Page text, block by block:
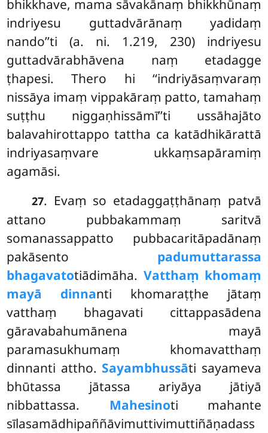
bhikkhave, mama sāvakānaṃ bhikkhūnaṃ
indriyesu guttadvārānaṃ yadidaṃ
nando’’ti (a. ni. 1.219, 230) indriyesu
guttadvārabhāvena naṃ etadagge
ṭhapesi. Thero hi ‘‘indriyāsaṃvaraṃ
nissāya imaṃ vippakāraṃ patto, tamahaṃ
suṭṭhu niggaṇhissāmī’’ti ussāhajāto
balavahirottappo tattha ca katādhikārattā
indriyasaṃvare ukkaṃsapāramiṃ
agamāsi.
27. Evaṃ so etadaggaṭṭhānaṃ patvā
attano pubbakammaṃ saritvā
somanassappatto pubbacaritāpadānaṃ
pakāsento padumuttarassa
bhagavatotiādimāha. Vatthaṃ khomaṃ
mayā dinnanti khomaraṭṭhe jātaṃ
vatthaṃ bhagavati cittappasādena
gāravabahumānena mayā
paramasukhumaṃ khomavatthaṃ
dinnanti attho. Sayambhussāti sayameva
bhūtassa jātassa ariyāya jātiyā
nibbattassa. Mahesinoti mahante
sīlasamādhipaññāvimuttivimuttiñāṇadass